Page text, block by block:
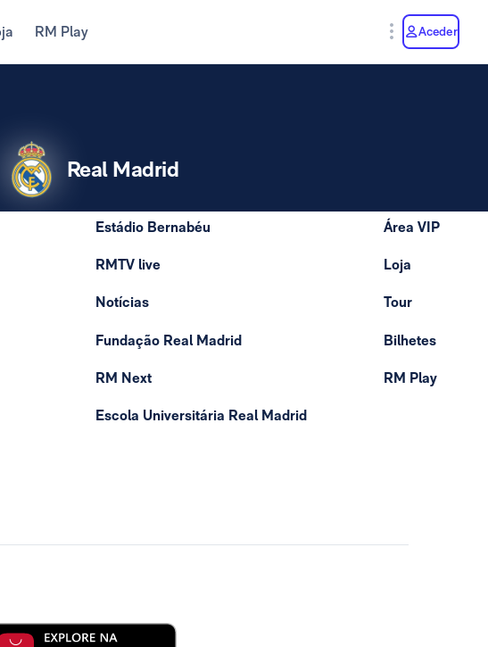
RM Play Aceder
Real Madrid
Estádio Bernabéu
RMTV live
Notícias
Fundação Real Madrid
RM Next
Escola Universitária Real Madrid
Área VIP
Loja
Tour
Bilhetes
RM Play